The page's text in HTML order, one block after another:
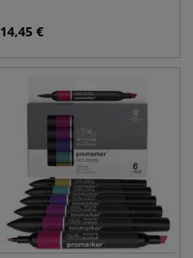
14,45 €